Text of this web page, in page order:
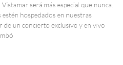
será más especial que nunca.
hospedados en nuestras
un concierto exclusivo y en vivo